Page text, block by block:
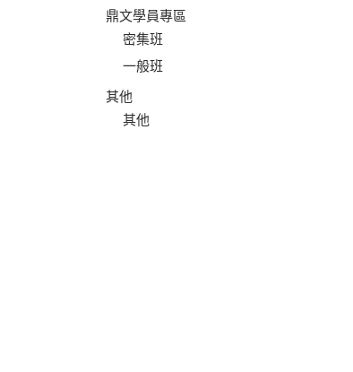
鼎文學員專區
密集班
一般班
其他
其他